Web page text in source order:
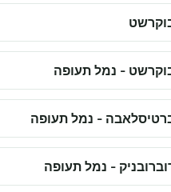
- נמל תעופה
- נמל תעופה
- נמל תעופה